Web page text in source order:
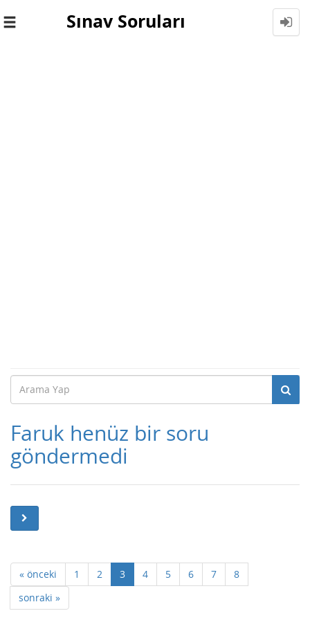
Toggle
Sınav Soruları
Faruk henüz bir soru
göndermedi
« önceki 1 2 3 4 5 6 7
8
sonraki »